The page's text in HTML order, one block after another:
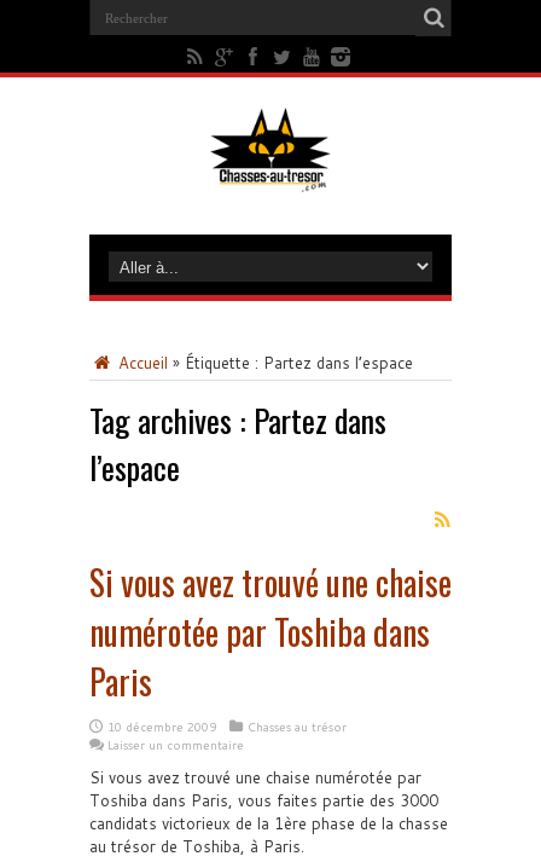
Accueil » Étiquette : Partez dans l’espace
Tag archives : Partez dans
l’espace
Si vous avez trouvé une chaise
numérotée par Toshiba dans
Paris
10 décembre 2009
Chasses au trésor
Laisser un commentaire
Si vous avez trouvé une chaise numérotée par
Toshiba dans Paris, vous faites partie des 3000
candidats victorieux de la 1ère phase de la chasse
au trésor de Toshiba, à Paris.